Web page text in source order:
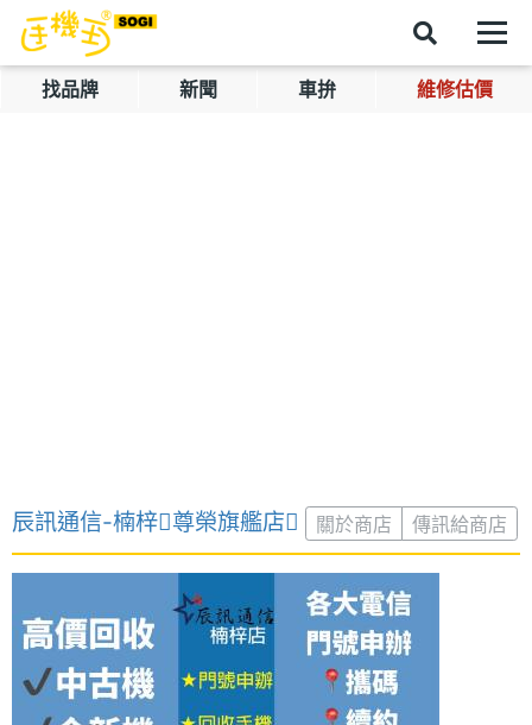
找品牌 新聞 車拚 維修估價
辰訊通信-楠梓尊榮旗艦店 關於商店 傳訊給商店